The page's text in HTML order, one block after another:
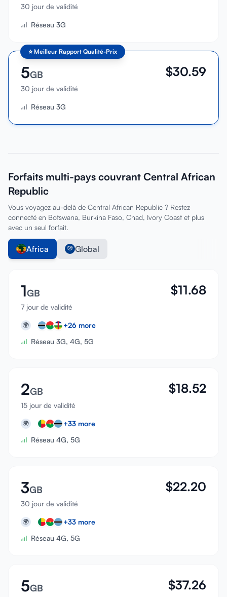
30 jour de validité
Réseau 3G
⭐ Meilleur Rapport Qualité-Prix
5GB
30 jour de validité
$30.59
Réseau 3G
Forfaits multi-pays couvrant Central African
Republic
Vous voyagez au-delà de Central African Republic ? Restez
connecté en Botswana, Burkina Faso, Chad, Ivory Coast et plus
avec un seul forfait.
Africa Global
1GB
7 jour de validité
$11.68
🌍 +26 more
Réseau 3G, 4G, 5G
2GB
15 jour de validité
$18.52
🌍 +33 more
Réseau 4G, 5G
3GB
30 jour de validité
$22.20
🌍 +33 more
Réseau 4G, 5G
5GB $37.26